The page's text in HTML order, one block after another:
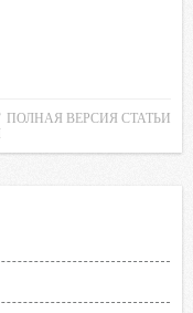
ПОЛНАЯ ВЕРСИЯ СТАТЬИ